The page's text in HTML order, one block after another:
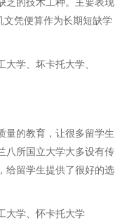
的技术工种。主要表现
文凭便算作为长期短缺学
学、坏卡托大学、
的教育，让很多留学生
八所国立大学大多设有传
给留学生提供了很好的选
学、怀卡托大学